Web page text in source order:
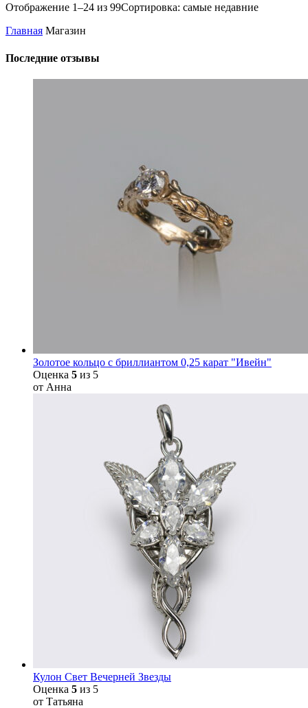
Отображение 1–24 из 99Сортировка: самые недавние
Главная Магазин
Последние отзывы
Золотое кольцо с бриллиантом 0,25 карат "Ивейн"
Оценка 5 из 5
от Анна
Кулон Свет Вечерней Звезды
Оценка 5 из 5
от Татьяна